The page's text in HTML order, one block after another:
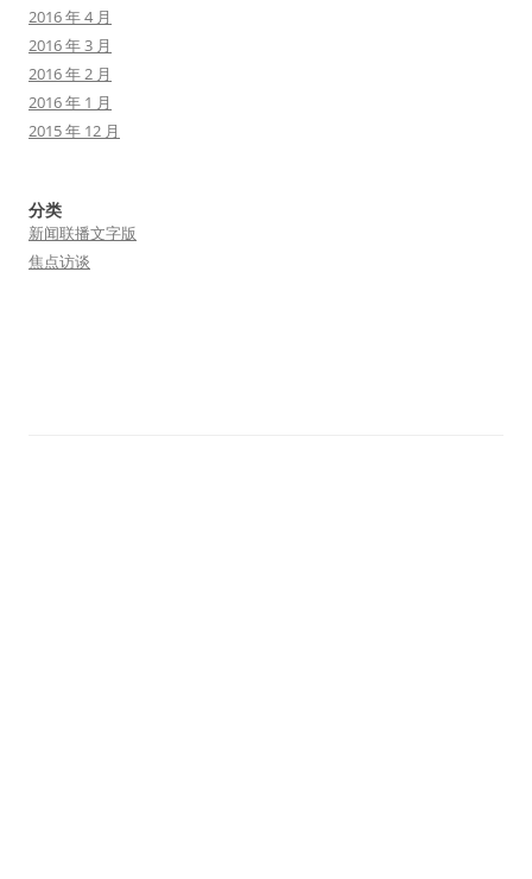
2016 年 4 月
2016 年 3 月
2016 年 2 月
2016 年 1 月
2015 年 12 月
分类
新闻联播文字版
焦点访谈